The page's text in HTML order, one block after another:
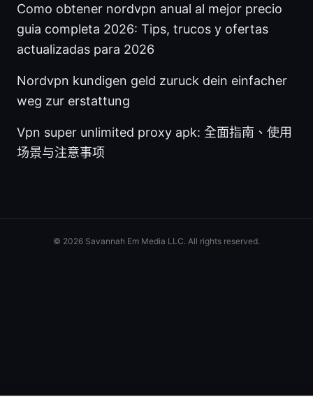
Como obtener nordvpn anual al mejor precio
guia completa 2026: Tips, trucos y ofertas
actualizadas para 2026
Nordvpn kundigen geld zuruck dein einfacher
weg zur erstattung
Vpn super unlimited proxy apk: 全面指南、使用
场景与注意事项
© 2026 Savannah Em Media LLC. All rights reserved.